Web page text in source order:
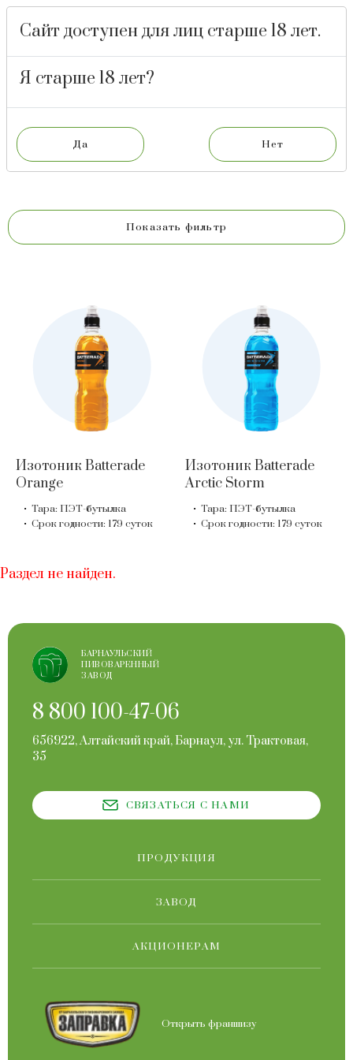
БАРНАУЛЬСКИЙ
ПИВОВАРЕННЫЙ
ИЗОТОНИКИ
Показать фильтр
Изотоник Batterade
Orange
Тара: ПЭТ-бутылка
Срок годности: 179 суток
Изотоник Batterade
Arctic Storm
Тара: ПЭТ-бутылка
Срок годности: 179 суток
Раздел не найден.
БАРНАУЛЬСКИЙ
ПИВОВАРЕННЫЙ
ЗАВОД
8 800 100-47-06
656922, Алтайский край, Барнаул, ул. Трактовая,
35
СВЯЗАТЬСЯ С НАМИ
ПРОДУКЦИЯ
ЗАВОД
АКЦИОНЕРАМ
Открыть франшизу
Сайт доступен для лиц старше 18 лет.
Я старше 18 лет?